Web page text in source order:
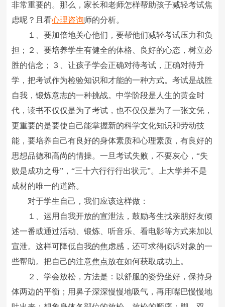
非常重要的。那么，家长和老师怎样帮助孩子减轻考试焦
虑呢？且看心理咨询师的分析。
１、要加倍地关心他们，要帮他们减轻考试压力和负
担；２、要培养学生有健全的体格、良好的心态，树立必
胜的信念；３、让孩子学会正确对待考试，正确对待升
学，把考试作为检验知识和才能的一种方式。考试是战胜
自我，锻炼意志的一种挑战。中学阶段是人生的黄金时
代，读书不仅仅是为了考试，也不仅仅是为了一张文凭，
更重要的是要使自己能掌握新的科学文化知识和劳动技
能，要培养自己有良好的身体素质和心理素质，有良好的
思想品德和高尚的情操。一旦考试失败，不要灰心，“失
败是成功之母”，“三十六行行行出状元”。上大学并不是
成材的唯一的道路。
对于学生自己，我们应该这样做：
１、运用自我开放的宣泄法，鼓励考生找亲朋好友倾
述一番或通过活动、锻炼、听音乐、看电影等方式来加以
宣泄。这样可降低自我的焦虑感，还可求得倾诉对象的一
些帮助。把自己的注意焦点放在如何获取成功上。
２、学会放松，方法是：以舒服的姿势坐好，保持身
体两边的平衡；用鼻子深深慢慢地吸气，再用嘴巴慢慢地